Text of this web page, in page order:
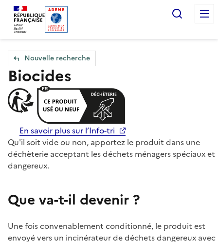
Accueil — Que Faire de mes objets & déchets
Nouvelle recherche
Biocides
En savoir plus sur l’Info-tri
Qu'il soit vide ou non, apportez le produit dans une
déchèterie acceptant les déchets ménagers spéciaux et
dangereux.
Que va-t-il devenir ?
Une fois convenablement conditionné, le produit est
envoyé vers un incinérateur de déchets dangereux avec